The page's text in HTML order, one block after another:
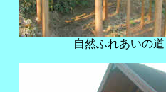
自然ふれあいの道